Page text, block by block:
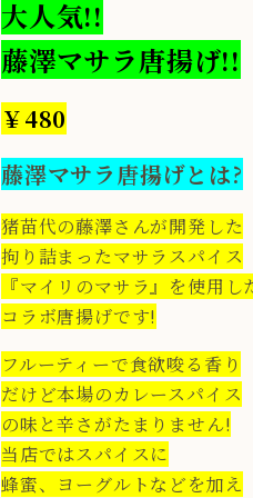
大人気!!
藤澤マサラ唐揚げ!!
￥480
藤澤マサラ唐揚げとは?
猪苗代の藤澤さんが開発した
拘り詰まったマサラスパイス
『マイリのマサラ』を使用し
コラボ唐揚げです!
フルーティーで食欲唆る香り
だけど本場のカレースパイス
の味と辛さがたまりません!
当店ではスパイスに
蜂蜜、ヨーグルトなどを加え